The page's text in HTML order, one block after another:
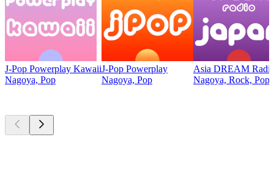
J-Pop Powerplay Kawaii
Nagoya, Pop
J-Pop Powerplay
Nagoya, Pop
Asia DREAM
Nagoya, Rock, Pop